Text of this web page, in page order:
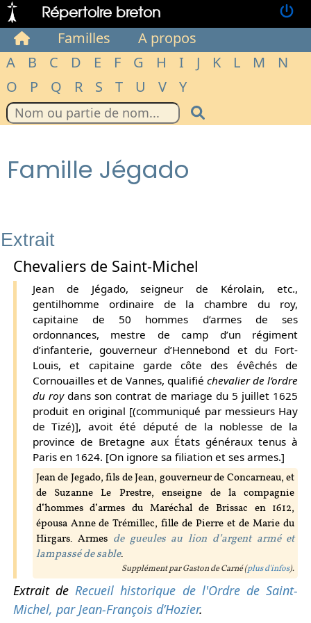
Répertoire breton
Familles
A propos
A
B C D E F G H I J K L M
N
O
P Q R S T U V Y
Famille Jégado
Extrait
Chevaliers de Saint-Michel
Jean de Jégado, seigneur de Kérolain, etc.,
gentilhomme ordinaire de la chambre du roy,
capitaine de 50 hommes d’armes de ses
ordonnances, mestre de camp d’un régiment
d’infanterie, gouverneur d’Hennebond et du Fort-
Louis, et capitaine garde côte des évêchés de
Cornouailles et de Vannes, qualifié chevalier de l’ordre
du roy dans son contrat de mariage du 5 juillet 1625
produit en original [(communiqué par messieurs Hay
de Tizé)], avoit été député de la noblesse de la
province de Bretagne aux États généraux tenus à
Paris en 1624. [On ignore sa filiation et ses armes.]
Jean de Jegado, fils de Jean, gouverneur de Concarneau, et
de Suzanne Le Prestre, enseigne de la compagnie
d’hommes d’armes du Maréchal de Brissac en 1612,
épousa Anne de Trémillec, fille de Pierre et de Marie du
Hirgars. Armes de gueules au lion d’argent armé et
lampassé de sable.
Supplément par Gaston de Carné (plus d'infos).
Extrait deRecueil historique de l'Ordre de Saint-
Michel, par Jean-François d’Hozier.